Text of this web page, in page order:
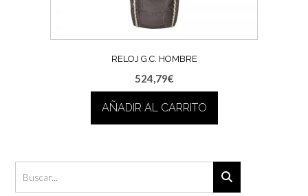
RELOJ G.C. HOMBRE
524,79€
AÑADIR AL CARRITO